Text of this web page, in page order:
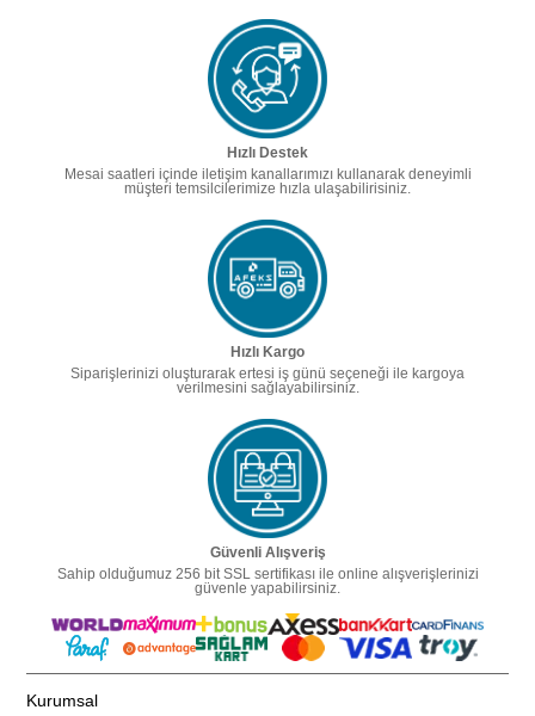
Hızlı Destek
Mesai saatleri içinde iletişim kanallarımızı kullanarak deneyimli
müşteri temsilcilerimize hızla ulaşabilirisiniz.
Hızlı Kargo
Siparişlerinizi oluşturarak ertesi iş günü seçeneği ile kargoya
verilmesini sağlayabilirsiniz.
Güvenli Alışveriş
Sahip olduğumuz 256 bit SSL sertifikası ile online alışverişlerinizi
güvenle yapabilirsiniz.
Kurumsal